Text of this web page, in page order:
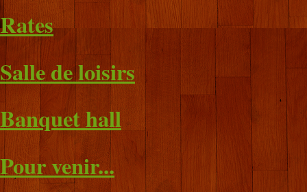
Rates
Salle de loisirs
Banquet hall
Pour venir...